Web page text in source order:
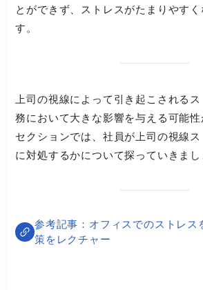
とができず、ストレスがたまりやす
す。
上司の視線によって引き起こされる
務において大きな影響を与える可能
セクションでは、社員が上司の視線ス
に対処するかについて探っていきまし
オフィスでのストレス
策をレクチャー